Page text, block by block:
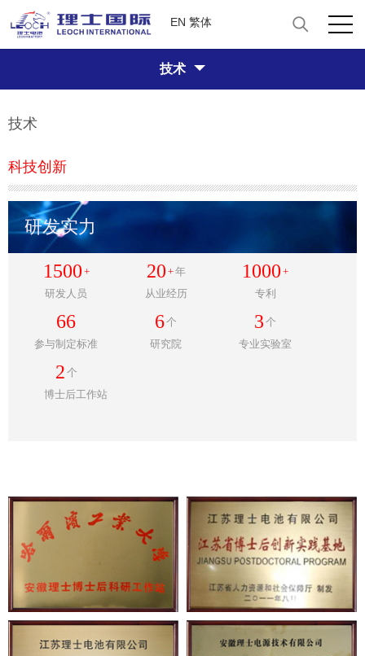
EN 繁体
技术
技术
科技创新
研发实力
1500 +
研发人员
20 +年
从业经历
1000 +
专利
66
参与制定标准
6个
研究院
3 个
专业实验室
2 个
博士后工作站